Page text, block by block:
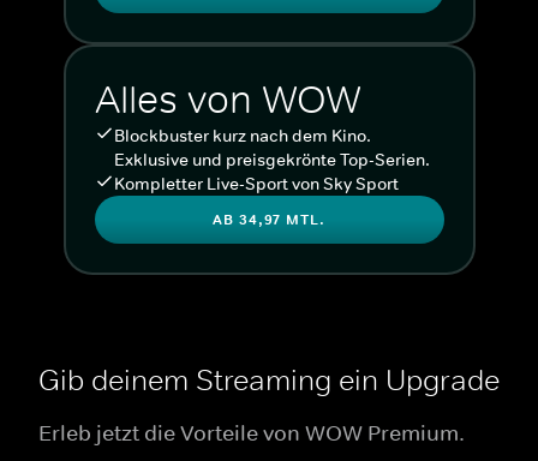
Alles von WOW
Blockbuster kurz nach dem Kino.
Exklusive und preisgekrönte Top-Serien.
Kompletter Live-Sport von Sky Sport
AB 34,97 MTL.
Gib deinem Streaming ein Upgrade
Erleb jetzt die Vorteile von WOW Premium.